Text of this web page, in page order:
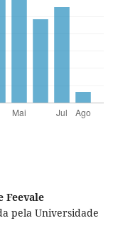
Feevale
pela Universidade